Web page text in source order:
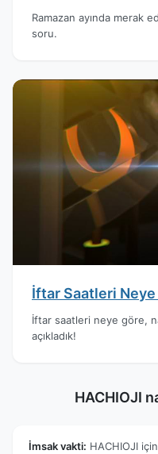
Ramazan ayında merak
soru.
İftar Saatleri
İftar saatleri neye göre,
açıkladık!
HACHIOJI
İmsak vakti: HACHIOJI